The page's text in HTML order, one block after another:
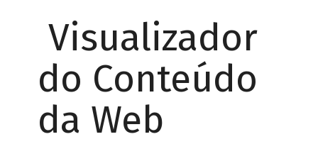
Visualizador
do Conteúdo
da Web